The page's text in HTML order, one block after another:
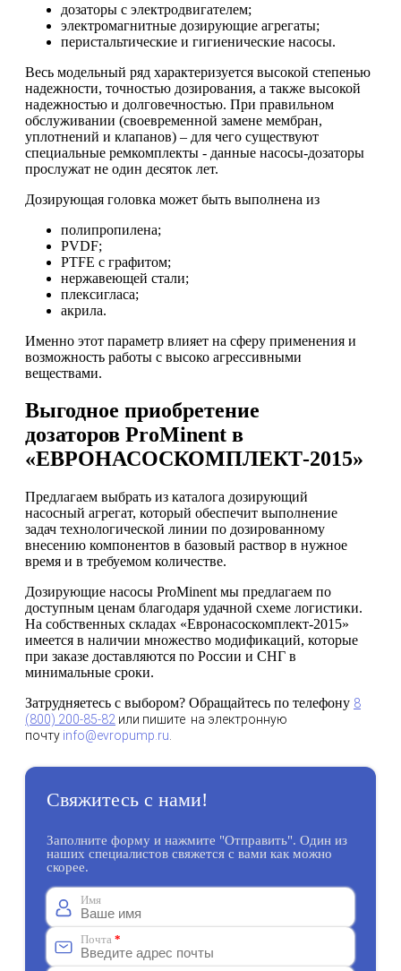
дозаторы с электродвигателем;
электромагнитные дозирующие агрегаты;
перистальтические и гигиенические насосы.
Весь модельный ряд характеризуется высокой степенью
надежности, точностью дозирования, а также высокой
надежностью и долговечностью. При правильном
обслуживании (своевременной замене мембран,
уплотнений и клапанов) – для чего существуют
специальные ремкомплекты - данные насосы-дозаторы
прослужат не один десяток лет.
Дозирующая головка может быть выполнена из
полипропилена;
PVDF;
PTFE с графитом;
нержавеющей стали;
плексигласа;
акрила.
Именно этот параметр влияет на сферу применения и
возможность работы с высоко агрессивными
веществами.
Выгодное приобретение
дозаторов ProMinent в
«ЕВРОНАСОСКОМПЛЕКТ-2015»
Предлагаем выбрать из каталога дозирующий
насосный агрегат, который обеспечит выполнение
задач технологической линии по дозированному
внесению компонентов в базовый раствор в нужное
время и в требуемом количестве.
Дозирующие насосы ProMinent мы предлагаем по
доступным ценам благодаря удачной схеме логистики.
На собственных складах «Евронасоскомплект-2015»
имеется в наличии множество модификаций, которые
при заказе доставляются по России и СНГ в
минимальные сроки.
Затрудняетесь с выбором? Обращайтесь по телефону 8
(800) 200-85-82 или пишите на электронную
почту info@evropump.ru.
Свяжитесь с нами!
Заполните форму и нажмите "Отправить". Один из
наших специалистов свяжется с вами как можно
скорее.
Имя
Почта *